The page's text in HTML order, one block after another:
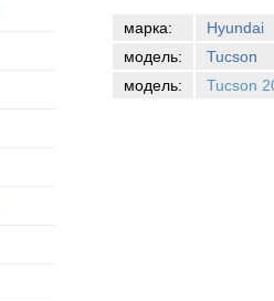
марка:
Hyundai
модель:
Tucson
модель:
Tucson